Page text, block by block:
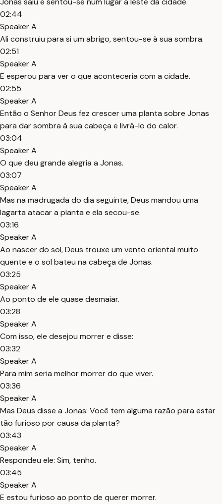
02:44
Speaker A
Ali construiu para si um abrigo, sentou-se à sua sombra.
02:51
Speaker A
E esperou para ver o que aconteceria com a cidade.
02:55
Speaker A
Então o Senhor Deus fez crescer uma planta sobre Jonas
para dar sombra à sua cabeça e livrá-lo do calor.
03:04
Speaker A
O que deu grande alegria a Jonas.
03:07
Speaker A
Mas na madrugada do dia seguinte, Deus mandou uma
lagarta atacar a planta e ela secou-se.
03:16
Speaker A
Ao nascer do sol, Deus trouxe um vento oriental muito
quente e o sol bateu na cabeça de Jonas.
03:25
Speaker A
Ao ponto de ele quase desmaiar.
03:28
Speaker A
Com isso, ele desejou morrer e disse:
03:32
Speaker A
Para mim seria melhor morrer do que viver.
03:36
Speaker A
Mas Deus disse a Jonas: Você tem alguma razão para estar
tão furioso por causa da planta?
03:43
Speaker A
Respondeu ele: Sim, tenho.
03:45
Speaker A
E estou furioso ao ponto de querer morrer.